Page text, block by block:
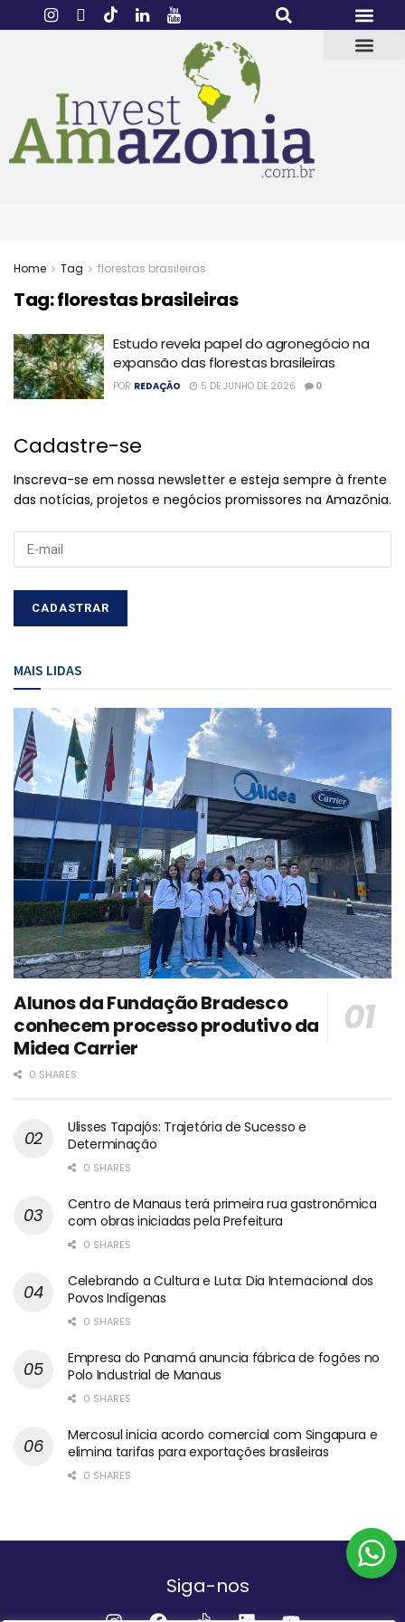
Home Tag florestas brasileiras
Tag:florestas brasileiras
Estudo revela papel do agronegócio na
expansão das florestas brasileiras
POR REDAÇÃO 5 DE JUNHO DE 2026 0
Cadastre-se
Inscreva-se em nossa newsletter e esteja sempre à frente
das notícias, projetos e negócios promissores na Amazônia.
MAIS LIDAS
Alunos da Fundação Bradesco
conhecem processo produtivo da
Midea Carrier
0 SHARES
Ulisses Tapajós: Trajetória de Sucesso e
Determinação
0 SHARES
Centro de Manaus terá primeira rua gastronômica
com obras iniciadas pela Prefeitura
0 SHARES
Celebrando a Cultura e Luta: Dia Internacional dos
Povos Indígenas
0 SHARES
Empresa do Panamá anuncia fábrica de fogões no
Polo Industrial de Manaus
0 SHARES
Mercosul inicia acordo comercial com Singapura e
elimina tarifas para exportações brasileiras
0 SHARES
Siga-nos